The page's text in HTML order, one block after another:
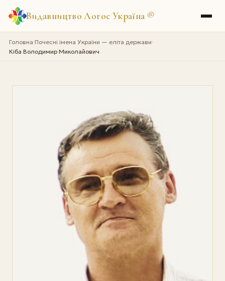
Видавництво Логос Україна ®
Головна›Почесні імена України — еліта держави›
Кіба Володимир Миколайович